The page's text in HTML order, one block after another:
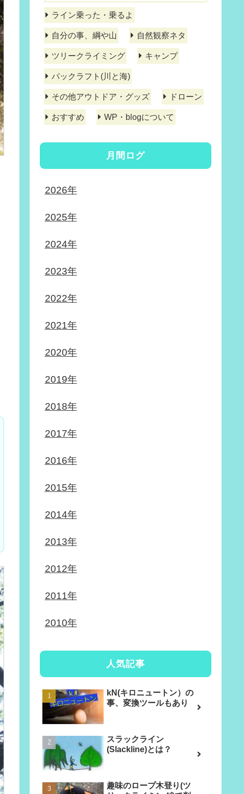
ライン乗った・乗るよ
自分の事、綱や山 自然観察ネタ
ツリークライミング キャンプ
パックラフト(川と海)
その他アウトドア・グッズ ドローン
おすすめ WP・blogについて
月間ログ
2026年
2025年
2024年
2023年
2022年
2021年
2020年
2019年
2018年
2017年
2016年
2015年
2014年
2013年
2012年
2011年
2010年
人気記事
kN(キロニュートン）の
事、変換ツールもあり
スラックライン
(Slackline)とは？
趣味のロープ木登り(ツ